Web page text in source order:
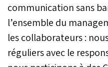
communication sans
l’ensemble du
les collaborateurs :
réguliers avec le